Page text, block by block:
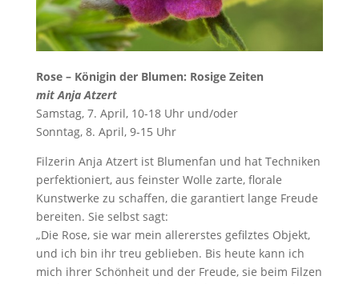
Rose – Königin der Blumen: Rosige Zeiten
mit Anja Atzert
Samstag, 7. April, 10-18 Uhr und/oder
Sonntag, 8. April, 9-15 Uhr
Filzerin Anja Atzert ist Blumenfan und hat Techniken
perfektioniert, aus feinster Wolle zarte, florale
Kunstwerke zu schaffen, die garantiert lange Freude
bereiten. Sie selbst sagt:
„Die Rose, sie war mein allererstes gefilztes Objekt,
und ich bin ihr treu geblieben. Bis heute kann ich
mich ihrer Schönheit und der Freude, sie beim Filzen